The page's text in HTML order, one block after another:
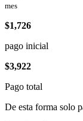
mes
$1,726
pago inicial
$3,922
Pago total
De esta forma solo